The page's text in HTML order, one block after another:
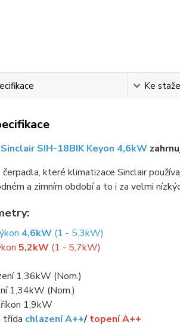
Ke
Sinclair SIH-18BIK Keyon 4,6kW
které klimatizace Sinclair
a zimním období a to i za velmi
4,6kW(1 - 5,3kW)
5,2kW(1 - 5,7kW)
1,36kW (Nom.)
1,34kW (Nom.)
1,9kW
třída chlazení A++/topení A++